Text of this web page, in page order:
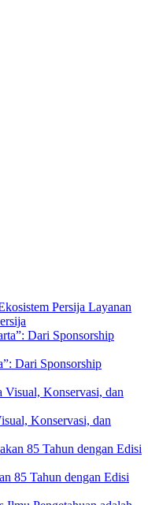
Layanan
Dari Sponsorship
Konservasi, dan
85 Tahun dengan Edisi